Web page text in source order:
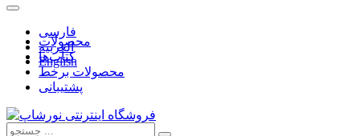
فارسی
العربیه
English
محصولات
کتاب‌ها
محصولات برخط
پشتیبانی